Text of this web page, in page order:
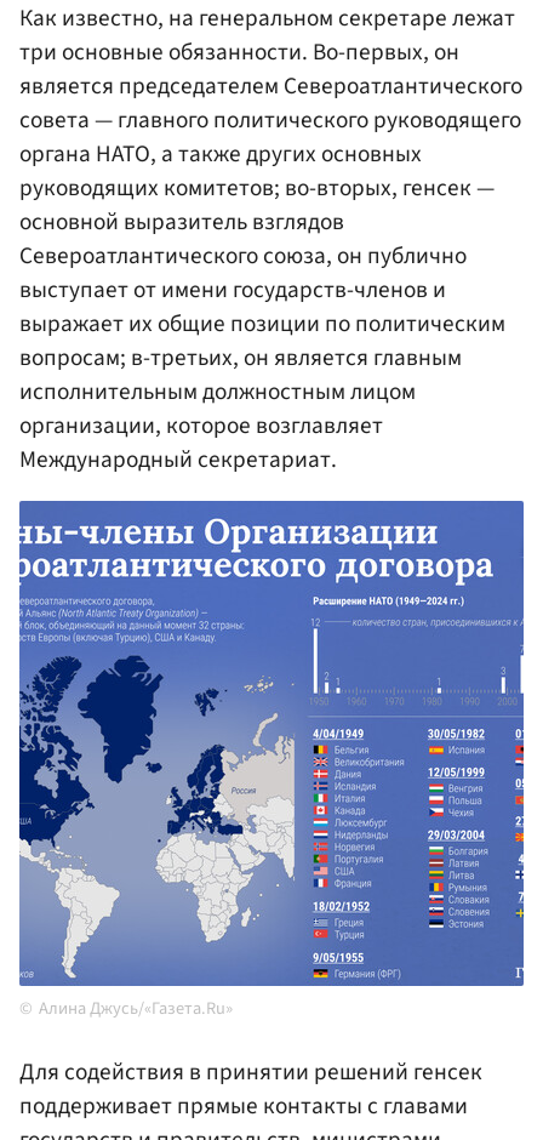
Как известно, на генеральном секретаре лежат
три основные обязанности. Во-первых, он
является председателем Североатлантического
совета — главного политического руководящего
органа НАТО, а также других основных
руководящих комитетов; во-вторых, генсек —
основной выразитель взглядов
Североатлантического союза, он публично
выступает от имени государств-членов и
выражает их общие позиции по политическим
вопросам; в-третьих, он является главным
исполнительным должностным лицом
организации, которое возглавляет
Международный секретариат.
Алина Джусь/«Газета.Ru»
Для содействия в принятии решений генсек
поддерживает прямые контакты с главами